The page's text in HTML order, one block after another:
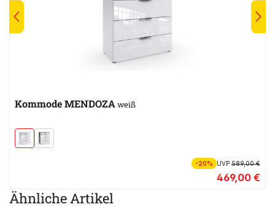
Kommode MENDOZAweiß
-20% UVP589,00 €
469,00 €
Ähnliche Artikel